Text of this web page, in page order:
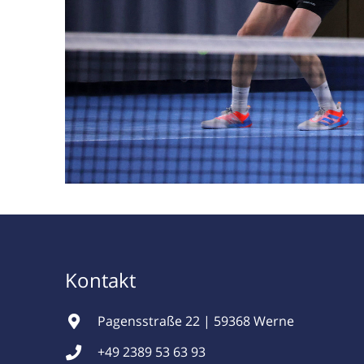
Kontakt
Pagensstraße 22 | 59368 Werne
+49 2389 53 63 93